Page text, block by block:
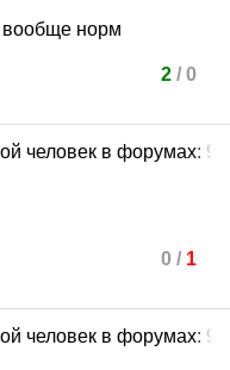
вообще норм
2/ 0
0 / 1